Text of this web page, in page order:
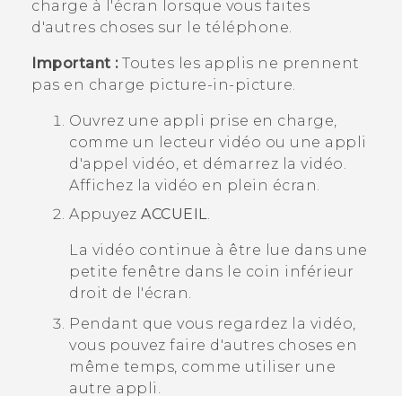
Appareils HTC & Accessoires
Connexion
charge à l'écran lorsque vous faites
d'autres choses sur le téléphone.
Important :Toutes les applis ne prennent
pas en charge picture-in-picture.
Ouvrez une appli prise en charge,
comme un lecteur vidéo ou une appli
d'appel vidéo, et démarrez la vidéo.
Affichez la vidéo en plein écran.
Appuyez ACCUEIL.
La vidéo continue à être lue dans une
petite fenêtre dans le coin inférieur
droit de l'écran.
Pendant que vous regardez la vidéo,
vous pouvez faire d'autres choses en
même temps, comme utiliser une
autre appli.